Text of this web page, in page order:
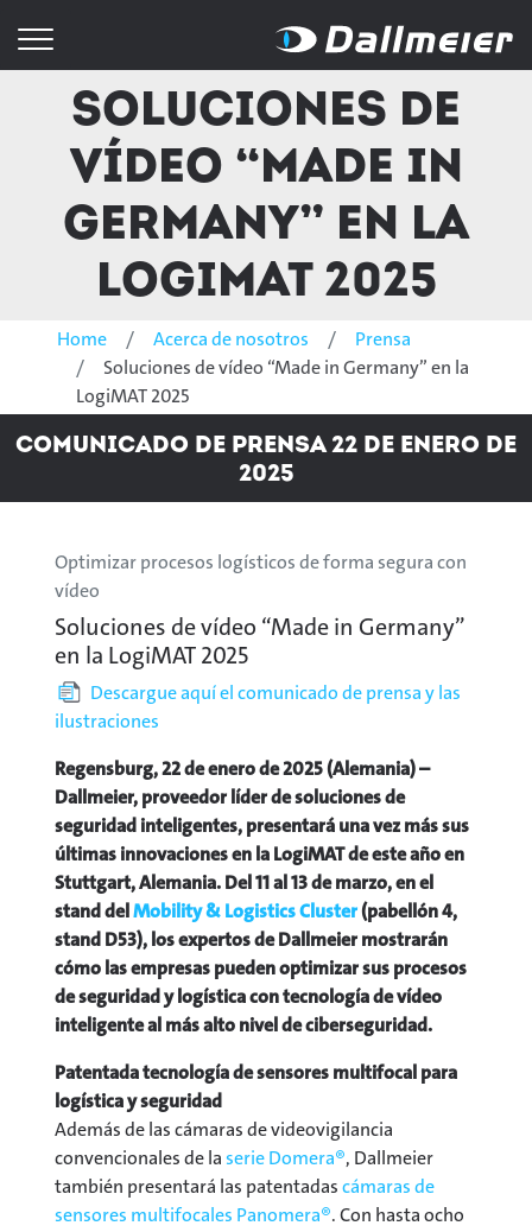
Soluciones de
vídeo “Made in
Germany” en la
LogiMAT 2025
Home Acerca de nosotros
Prensa
Soluciones de vídeo “Made in Germany” en la
LogiMAT 2025
Comunicado de prensa 22 de enero de
2025
Optimizar procesos logísticos de forma segura con
vídeo
Soluciones de vídeo “Made in Germany”
en la LogiMAT 2025
Descargue aquí el comunicado de prensa y las
ilustraciones
Regensburg, 22 de enero de 2025 (Alemania) –
Dallmeier, proveedor líder de soluciones de
seguridad inteligentes, presentará una vez más sus
últimas innovaciones en la LogiMAT de este año en
Stuttgart, Alemania. Del 11 al 13 de marzo, en el
stand delMobility & Logistics Cluster(pabellón 4,
stand D53), los expertos de Dallmeier mostrarán
cómo las empresas pueden optimizar sus procesos
de seguridad y logística con tecnología de vídeo
inteligente al más alto nivel de ciberseguridad.
Patentada tecnología de sensores multifocal para
logística y seguridad
Además de las cámaras de videovigilancia
convencionales de laserie Domera®, Dallmeier
también presentará las patentadascámaras de
sensores multifocales Panomera®. Con hasta ocho